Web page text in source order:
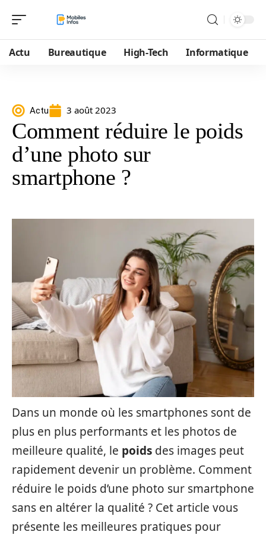
Actu Bureautique High-Tech Informatique
Actu 3 août 2023
Comment réduire le poids
d’une photo sur
smartphone ?
Dans un monde où les smartphones sont de
plus en plus performants et les photos de
meilleure qualité, le poids des images peut
rapidement devenir un problème. Comment
réduire le poids d’une photo sur smartphone
sans en altérer la qualité ? Cet article vous
présente les meilleures pratiques pour